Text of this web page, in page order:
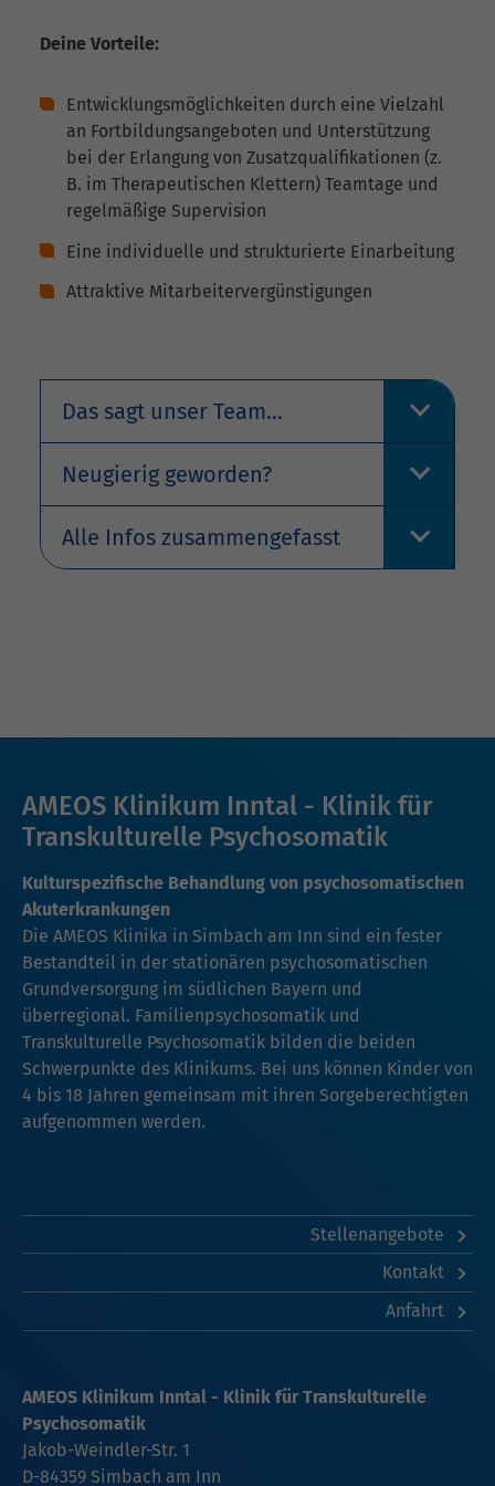
Deine Vorteile:
Entwicklungsmöglichkeiten durch eine Vielzahl
an Fortbildungsangeboten und Unterstützung
bei der Erlangung von Zusatzqualifikationen (z.
B. im Therapeutischen Klettern) Teamtage und
regelmäßige Supervision
Eine individuelle und strukturierte Einarbeitung
Attraktive Mitarbeitervergünstigungen
Das sagt unser Team...
Neugierig geworden?
Alle Infos zusammengefasst
AMEOS Klinikum Inntal - Klinik für
Transkulturelle Psychosomatik
Kulturspezifische Behandlung von psychosomatischen
Akuterkrankungen
Die AMEOS Klinika in Simbach am Inn sind ein fester
Bestandteil in der stationären psychosomatischen
Grundversorgung im südlichen Bayern und
überregional. Familienpsychosomatik und
Transkulturelle Psychosomatik bilden die beiden
Schwerpunkte des Klinikums. Bei uns können Kinder von
4 bis 18 Jahren gemeinsam mit ihren Sorgeberechtigten
aufgenommen werden.
Stellenangebote
Kontakt
Anfahrt
AMEOS Klinikum Inntal - Klinik für Transkulturelle
Psychosomatik
Jakob-Weindler-Str. 1
D-84359 Simbach am Inn